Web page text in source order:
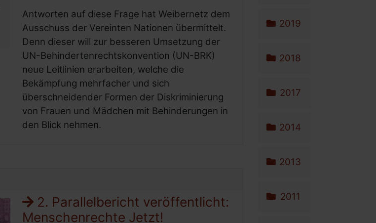
Antworten auf diese Frage hat Weibernetz dem
Ausschuss der Vereinten Nationen übermittelt.
Denn dieser will zur besseren Umsetzung der
UN-Behindertenrechtskonvention (UN-BRK)
neue Leitlinien erarbeiten, welche die
Bekämpfung mehrfacher und sich
überschneidender Formen der Diskriminierung
von Frauen und Mädchen mit Behinderungen in
den Blick nehmen.
2. Parallelbericht veröffentlicht:
Menschenrechte Jetzt!
2019
2018
2017
2014
2013
2011